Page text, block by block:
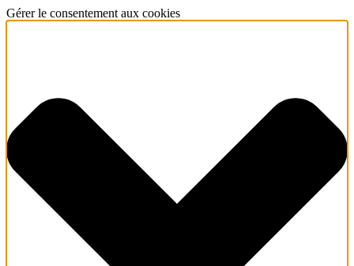
Gérer le consentement aux cookies